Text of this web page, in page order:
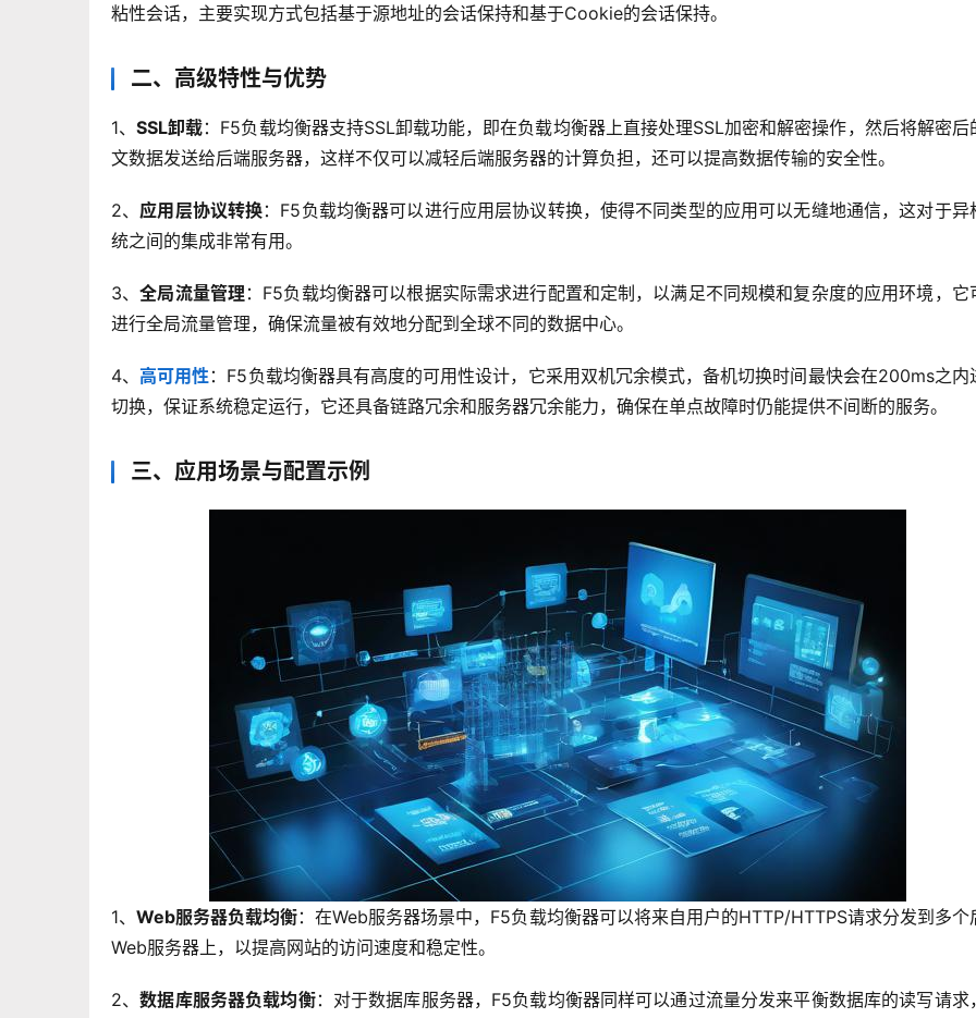
粘性会话，主要实现方式包括基于源地址的会话保持和基于Cookie的会话保持。
二、高级特性与优势
1、SSL卸载：F5负载均衡器支持SSL卸载功能，即在负载均衡器上直接处理SSL加密和解密操作，然后将解密后
文数据发送给后端服务器，这样不仅可以减轻后端服务器的计算负担，还可以提高数据传输的安全性。
2、应用层协议转换：F5负载均衡器可以进行应用层协议转换，使得不同类型的应用可以无缝地通信，这对于异
统之间的集成非常有用。
3、全局流量管理 ：F5负载均衡器可以根据实际需求进行配置和定制，以满足不同规模和复杂度的应用环境，它
进行全局流量管理，确保流量被有效地分配到全球不同的数据中心。
4、高可用性：F5负载均衡器具有高度的可用性设计，它采用双机冗余模式，备机切换时间最快会在200ms之内
切换，保证系统稳定运行，它还具备链路冗余和服务器冗余能力，确保在单点故障时仍能提供不间断的服务。
三、应用场景与配置示例
1、Web服务器负载均衡：在Web服务器场景中，F5负载均衡器可以将来自用户的HTTP/HTTPS请求分发到多个
Web服务器上，以提高网站的访问速度和稳定性。
2、数据库服务器负载均衡：对于数据库服务器，F5负载均衡器同样可以通过流量分发来平衡数据库的读写请求